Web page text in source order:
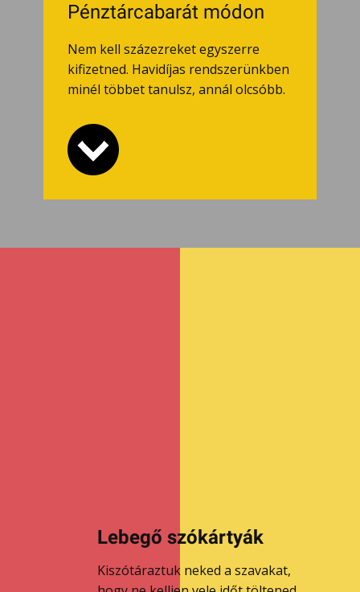
Pénztárcabarát módon
Nem kell százezreket egyszerre
kifizetned. Havidíjas rendszerünkben
minél többet tanulsz, annál olcsóbb.
Lebegő szókártyák
Kiszótáraztuk neked a szavakat,